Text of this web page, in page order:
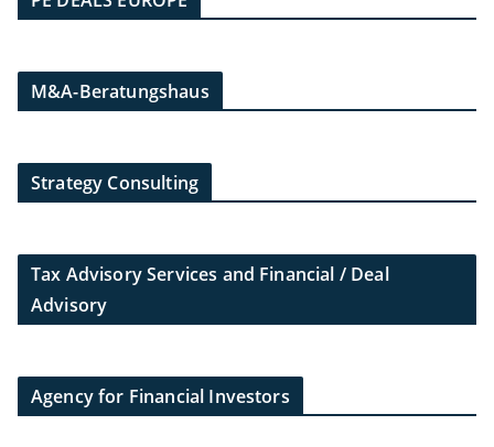
M&A-Beratungshaus
Strategy Consulting
Tax Advisory Services and Financial / Deal
Advisory
Agency for Financial Investors